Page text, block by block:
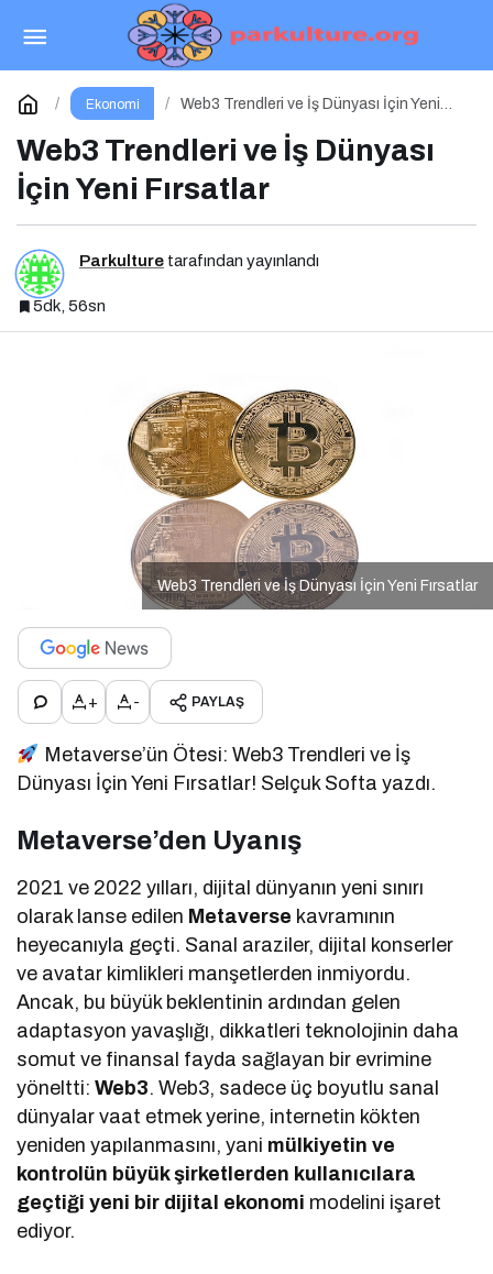
Ekonomi
Web3 Trendleri ve İş Dünyası İçin Yeni
Web3 Trendleri ve İş Dünyası
İçin Yeni Fırsatlar
Parkulture tarafından yayınlandı
5dk, 56sn
Web3 Trendleri ve İş Dünyası İçin Yeni Fırsatlar
+ - PAYLAŞ
Metaverse’ün Ötesi: Web3 Trendleri ve İş
Dünyası İçin Yeni Fırsatlar! Selçuk Softa yazdı.
Metaverse’den Uyanış
2021 ve 2022 yılları, dijital dünyanın yeni sınırı
olarak lanse edilen Metaverse kavramının
heyecanıyla geçti. Sanal araziler, dijital konserler
ve avatar kimlikleri manşetlerden inmiyordu.
Ancak, bu büyük beklentinin ardından gelen
adaptasyon yavaşlığı, dikkatleri teknolojinin daha
somut ve finansal fayda sağlayan bir evrimine
yöneltti:Web3. Web3, sadece üç boyutlu sanal
dünyalar vaat etmek yerine, internetin kökten
yeniden yapılanmasını, yani mülkiyetin ve
kontrolün büyük şirketlerden kullanıcılara
geçtiği yeni bir dijital ekonomi modelini işaret
ediyor.
Dolar Maliyet Ortalaması (DCA)
Yorum Yap